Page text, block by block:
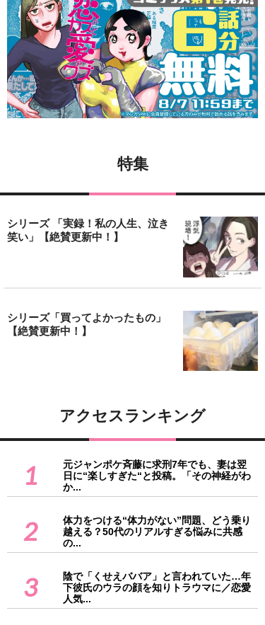
特集
シリーズ 「実録！私の人生、泣き
笑い」【絶賛更新中！】
シリーズ「買ってよかったもの」
【絶賛更新中！】
アクセスランキング
1
元ジャンポケ斉藤に求刑7年でも、妻は翌
日に“楽しすぎた“と投稿。「その神経がわ
か...
2
体力をつける“体力がない”問題、どう乗り
越える？50代のリアルすぎる悩みに共感
の...
3
陰で「くせえババア」と言われていた…年
下彼氏のウラの顔を知りトラウマに／恋愛
人気...